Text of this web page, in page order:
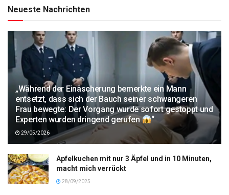
Neueste Nachrichten
„Während der Einäscherung bemerkte ein Mann
entsetzt, dass sich der Bauch seiner schwangeren
Frau bewegte: Der Vorgang wurde sofort gestoppt und
Experten wurden dringend gerufen
“
29/05/2026
Apfelkuchen mit nur 3 Äpfel und in 10 Minuten,
macht mich verrückt
28/09/2025